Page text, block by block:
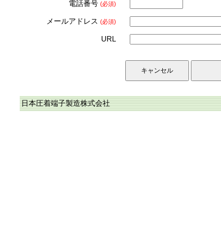
電話番号 (必須)
メールアドレス (必須)
URL
日本圧着端子製造株式会社